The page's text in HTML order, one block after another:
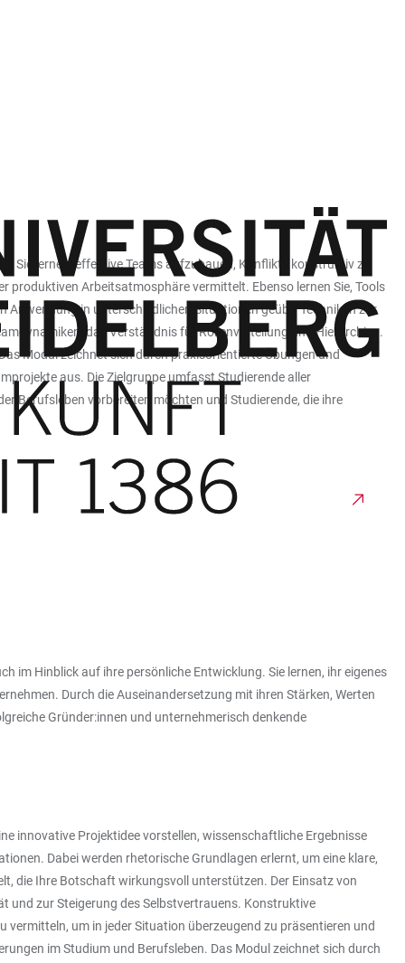
Sie lernen, effektive Teams aufzubauen, Konflikte konstruktiv zu
Arbeitsatmosphäre vermittelt. Ebenso lernen Sie, Tools
in unterschiedlichen Situationen geübt. Techniken zur
das Verständnis für Rollenverteilung und Hierarchien.
Modul zeichnet sich durch praxisorientierte Übungen und
aus. Die Zielgruppe umfasst Studierende aller
Berufsleben vorbereiten möchten und Studierende, die ihre
im Hinblick auf ihre persönliche Entwicklung. Sie lernen, ihr eigenes
Durch die Auseinandersetzung mit ihren Stärken, Werten
Gründer:innen und unternehmerisch denkende
innovative Projektidee vorstellen, wissenschaftliche Ergebnisse
Dabei werden rhetorische Grundlagen erlernt, um eine klare,
die Ihre Botschaft wirkungsvoll unterstützen. Der Einsatz von
und zur Steigerung des Selbstvertrauens. Konstruktive
um in jeder Situation überzeugend zu präsentieren und
im Studium und Berufsleben. Das Modul zeichnet sich durch